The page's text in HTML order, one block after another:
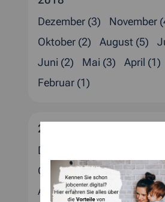
Dezember (3)
November
Oktober (2)
August (5)
Juni (2)
Mai (3) April (1)
Februar (1)
2017
Dezember (4)
Oktober (2)
September
August (1)
Juli (4) Juni